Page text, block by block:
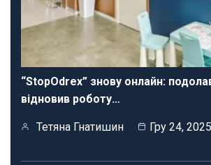
“StopOdrex” знову онлайн:
відновив роботу…
Тетяна Гнатишин Гру 24, 2025